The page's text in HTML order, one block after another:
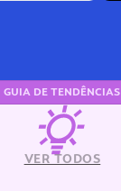
GUIA DE TENDÊNCIAS
VER TODOS